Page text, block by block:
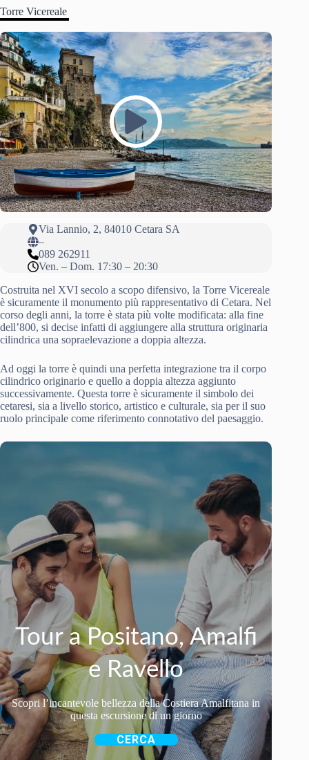
Torre Vicereale
Via Lannio, 2, 84010 Cetara SA
–
089 262911
Ven. – Dom. 17:30 – 20:30
Costruita nel XVI secolo a scopo difensivo, la Torre Vicereale
è sicuramente il monumento più rappresentativo di Cetara. Nel
corso degli anni, la torre è stata più volte modificata: alla fine
dell’800, si decise infatti di aggiungere alla struttura originaria
cilindrica una sopraelevazione a doppia altezza.
Ad oggi la torre è quindi una perfetta integrazione tra il corpo
cilindrico originario e quello a doppia altezza aggiunto
successivamente. Questa torre è sicuramente il simbolo dei
cetaresi, sia a livello storico, artistico e culturale, sia per il suo
ruolo principale come riferimento connotativo del paesaggio.
Tour a Positano, Amalfi
e Ravello
Scopri l’incantevole bellezza della Costiera Amalfitana in
questa escursione di un giorno
CERCA